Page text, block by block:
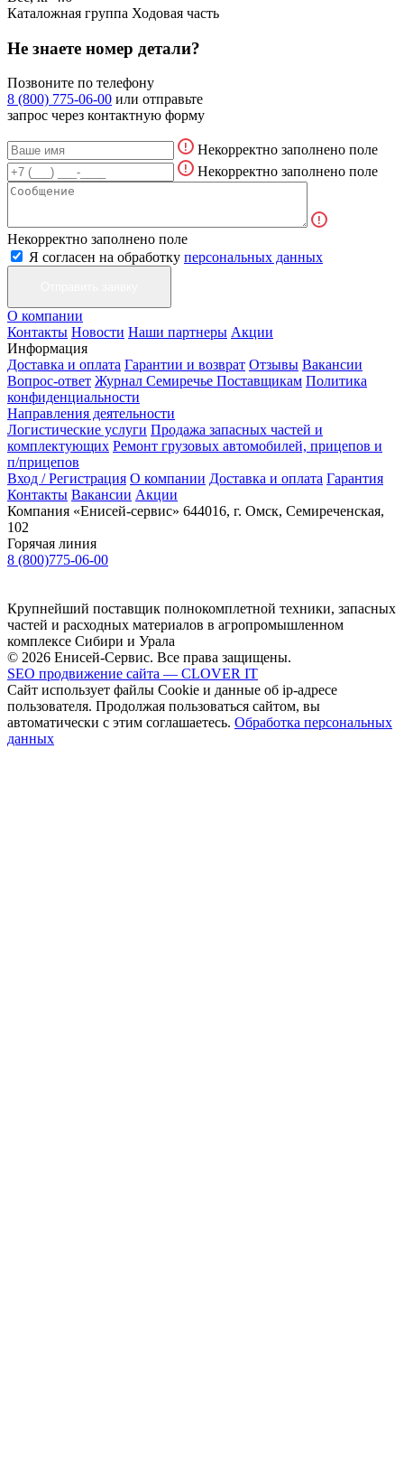
Каталожная группа Ходовая часть
Не знаете номер детали?
Позвоните по телефону
8 (800) 775-06-00 или отправьте
запрос через контактную форму
Некорректно заполнено поле
Некорректно заполнено поле
Некорректно заполнено поле
Я согласен на обработку персональных данных
О компании
Контакты Новости Наши партнеры Акции
Информация
Доставка и оплата Гарантии и возврат Отзывы Вакансии
Вопрос-ответ Журнал Семиречье Поставщикам Политика
конфиденциальности
Направления деятельности
Логистические услуги Продажа запасных частей и
комплектующих Ремонт грузовых автомобилей, прицепов и
п/прицепов
Вход / Регистрация О компании Доставка и оплата Гарантия
Контакты Вакансии Акции
Компания «Енисей-сервис» 644016, г. Омск, Семиреченская,
102
Горячая линия
8 (800)775-06-00
Крупнейший поставщик полнокомплетной техники, запасных
частей и расходных материалов в агропромышленном
комплексе Сибири и Урала
© 2026 Енисей-Сервис. Все права защищены.
SEO продвижение сайта — CLOVER IT
Сайт использует файлы Cookie и данные об ip-адресе
пользователя. Продолжая пользоваться сайтом, вы
автоматически с этим соглашаетесь. Обработка персональных
данных